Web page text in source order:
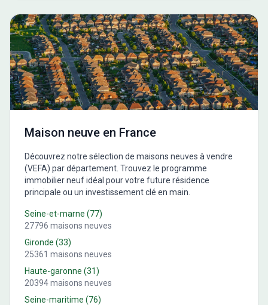
Maison neuve en France
Découvrez notre sélection de maisons neuves à vendre
(VEFA) par département. Trouvez le programme
immobilier neuf idéal pour votre future résidence
principale ou un investissement clé en main.
Seine-et-marne (77)
27796 maisons neuves
Gironde (33)
25361 maisons neuves
Haute-garonne (31)
20394maisons neuves
Seine-maritime (76)